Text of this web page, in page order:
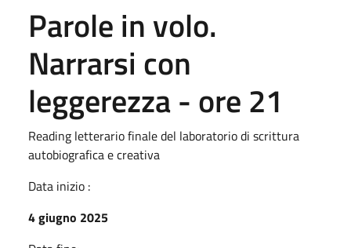
Parole in volo.
Narrarsi con
leggerezza - ore 21
Reading letterario finale del laboratorio di scrittura
autobiografica e creativa
Data inizio :
4 giugno 2025